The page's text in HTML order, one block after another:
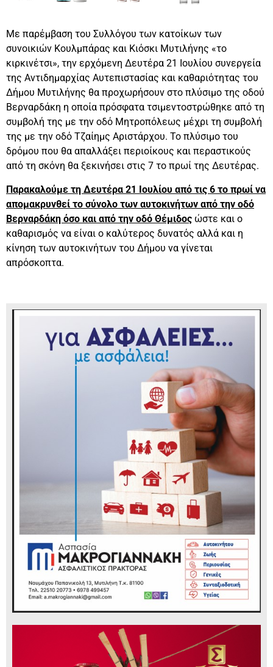
Με παρέμβαση του Συλλόγου των κατοίκων των
συνοικιών Κουλμπάρας και Κιόσκι Μυτιλήνης «το
κιρκινέτσι», την ερχόμενη Δευτέρα 21 Ιουλίου συνεργεία
της Αντιδημαρχίας Αυτεπιστασίας και καθαριότητας του
Δήμου Μυτιλήνης θα προχωρήσουν στο πλύσιμο της οδού
Βερναρδάκη η οποία πρόσφατα τσιμεντοστρώθηκε από τη
συμβολή της με την οδό Μητροπόλεως μέχρι τη συμβολή
της με την οδό Τζαίημς Αριστάρχου. Το πλύσιμο του
δρόμου που θα απαλλάξει περιοίκους και περαστικούς
από τη σκόνη θα ξεκινήσει στις 7 το πρωί της Δευτέρας.
Παρακαλούμε τη Δευτέρα 21 Ιουλίου από τις 6 το πρωί να
απομακρυνθεί το σύνολο των αυτοκινήτων από την οδό
Βερναρδάκη όσο και από την οδό Θέμιδος ώστε και ο
καθαρισμός να είναι ο καλύτερος δυνατός αλλά και η
κίνηση των αυτοκινήτων του Δήμου να γίνεται
απρόσκοπτα.